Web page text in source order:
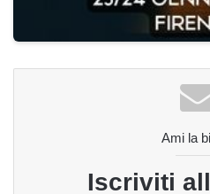
Ami la
Iscriviti